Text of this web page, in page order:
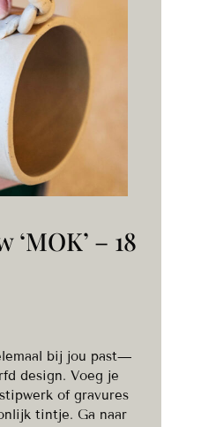
– 18
bij jou past—
design. Voeg je
of gravures
tintje. Ga naar